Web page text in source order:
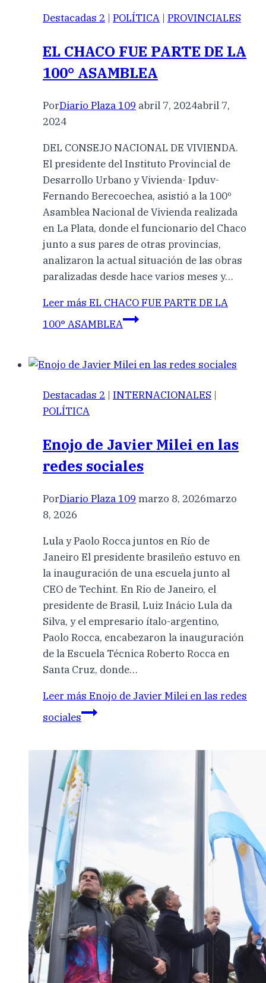
Destacadas 2 | POLÍTICA | PROVINCIALES
EL CHACO FUE PARTE DE LA
100° ASAMBLEA
PorDiario Plaza 109 abril 7, 2024abril 7,
2024
DEL CONSEJO NACIONAL DE VIVIENDA.
El presidente del Instituto Provincial de
Desarrollo Urbano y Vivienda- Ipduv-
Fernando Berecoechea, asistió a la 100º
Asamblea Nacional de Vivienda realizada
en La Plata, donde el funcionario del Chaco
junto a sus pares de otras provincias,
analizaron la actual situación de las obras
paralizadas desde hace varios meses y…
Leer más EL CHACO FUE PARTE DE LA
100° ASAMBLEA
Destacadas 2 | INTERNACIONALES |
POLÍTICA
Enojo de Javier Milei en las
redes sociales
PorDiario Plaza 109 marzo 8, 2026marzo
8, 2026
Lula y Paolo Rocca juntos en Río de
Janeiro El presidente brasileño estuvo en
la inauguración de una escuela junto al
CEO de Techint. En Rio de Janeiro, el
presidente de Brasil, Luiz Inácio Lula da
Silva, y el empresario ítalo-argentino,
Paolo Rocca, encabezaron la inauguración
de la Escuela Técnica Roberto Rocca en
Santa Cruz, donde…
Leer más Enojo de Javier Milei en las redes
sociales